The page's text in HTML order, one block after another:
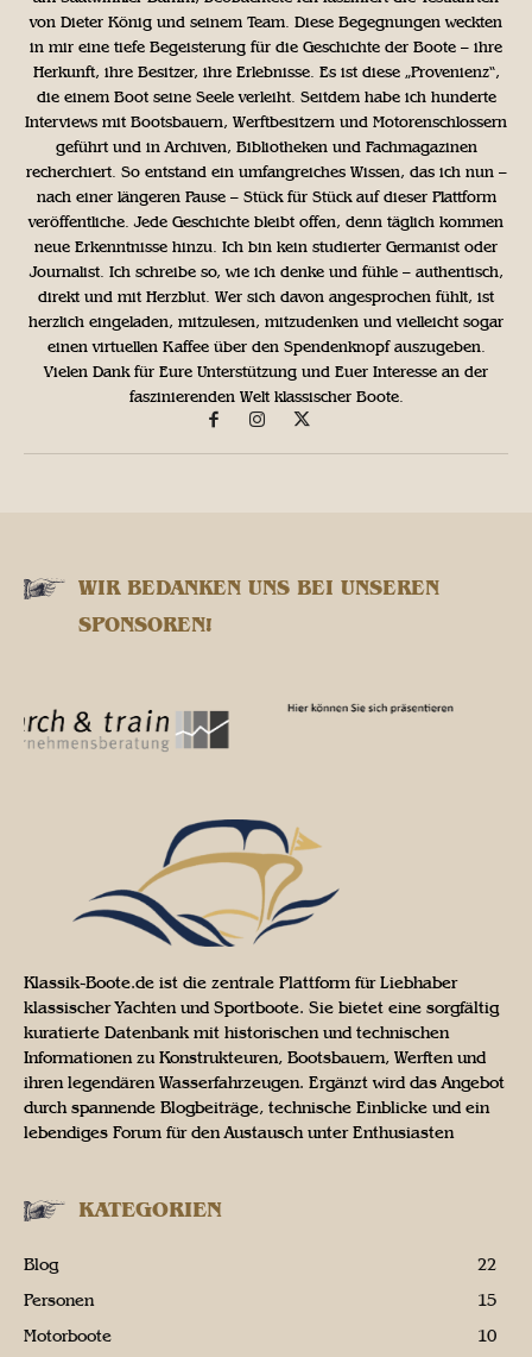
von Dieter König und seinem Team. Diese Begegnungen weckten
in mir eine tiefe Begeisterung für die Geschichte der Boote – ihre
Herkunft, ihre Besitzer, ihre Erlebnisse. Es ist diese „Provenienz“,
die einem Boot seine Seele verleiht. Seitdem habe ich hunderte
Interviews mit Bootsbauern, Werftbesitzern und Motorenschlossern
geführt und in Archiven, Bibliotheken und Fachmagazinen
recherchiert. So entstand ein umfangreiches Wissen, das ich nun –
nach einer längeren Pause – Stück für Stück auf dieser Plattform
veröffentliche. Jede Geschichte bleibt offen, denn täglich kommen
neue Erkenntnisse hinzu. Ich bin kein studierter Germanist oder
Journalist. Ich schreibe so, wie ich denke und fühle – authentisch,
direkt und mit Herzblut. Wer sich davon angesprochen fühlt, ist
herzlich eingeladen, mitzulesen, mitzudenken und vielleicht sogar
einen virtuellen Kaffee über den Spendenknopf auszugeben.
Vielen Dank für Eure Unterstützung und Euer Interesse an der
faszinierenden Welt klassischer Boote.
WIR BEDANKEN UNS BEI UNSEREN
SPONSOREN!
Klassik-Boote.de ist die zentrale Plattform für Liebhaber
klassischer Yachten und Sportboote. Sie bietet eine sorgfältig
kuratierte Datenbank mit historischen und technischen
Informationen zu Konstrukteuren, Bootsbauern, Werften und
ihren legendären Wasserfahrzeugen. Ergänzt wird das Angebot
durch spannende Blogbeiträge, technische Einblicke und ein
lebendiges Forum für den Austausch unter Enthusiasten
KATEGORIEN
Blog
22
Personen
15
Motorboote
10